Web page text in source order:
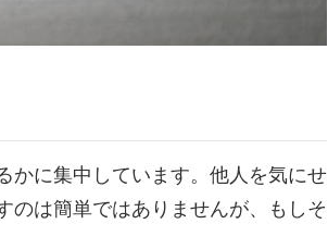
かに集中しています。他人を気にせ
のは簡単ではありませんが、もしそ